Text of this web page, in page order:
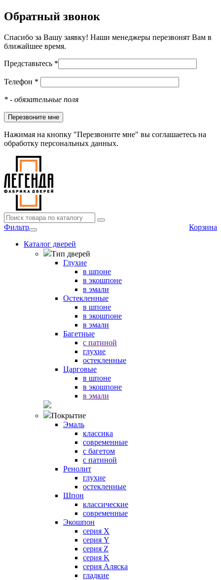
Обратный звонок
Спасибо за Вашу заявку! Наши менеджеры перезвонят Вам в
ближайшее время.
Представьтесь *
Телефон *
* - обязательные поля
Нажимая на кнопку "Перезвоните мне" вы соглашаетесь на
обработку персональных данных.
Фильтр
Корзина
Каталог дверей
Тип дверей
Глухие
в шпоне
в экошпоне
в эмали
Остекленные
в шпоне
в экошпоне
в эмали
Багетные
с патиной
глухие
остекленные
Царговые
в шпоне
в экошпоне
в эмали
Покрытие
Эмаль
классика
современные
с багетом
с патиной
Ренолит
глухие
остекленные
Шпон
классические
современные
Экошпон
серия X
серия Y
серия Z
серия K
серия Аляска
гладкие